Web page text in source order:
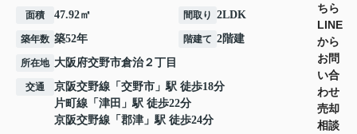
ちら
LINE
から
お問
い合
わせ
売却
相談
面積 47.92㎡ 間取り 2LDK
築年数 築52年 階建て 2階建
所在地 大阪府交野市倉治２丁目
交通 京阪交野線 「 交野市 」駅 徒歩18分
片町線 「 津田 」駅 徒歩22分
京阪交野線 「 郡津 」駅 徒歩24分